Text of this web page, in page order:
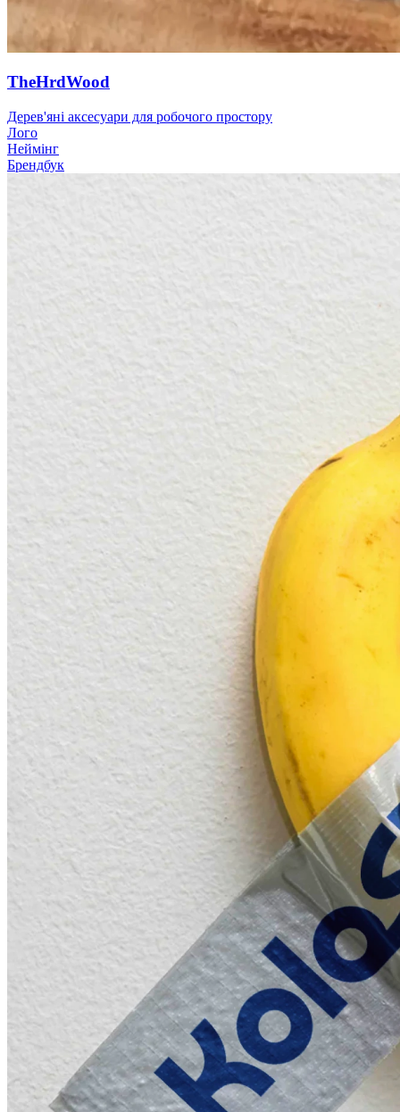
TheHrdWood
Дерев'яні аксесуари для робочого простору
Лого
Неймінг
Брендбук